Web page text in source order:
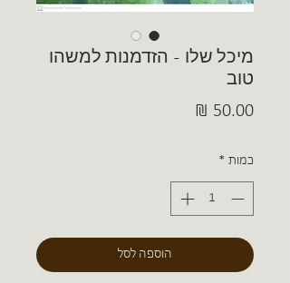
מיכל שלו - הזדמנות למשהו
טוב
כמות *
הוספה לסל